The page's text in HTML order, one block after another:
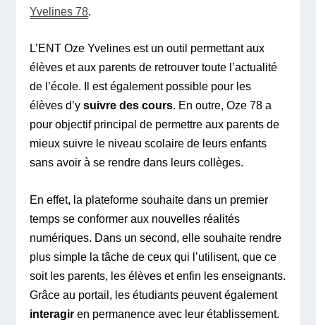
Yvelines 78.
L’ENT Oze Yvelines est un outil permettant aux
élèves et aux parents de retrouver toute l’actualité
de l’école. Il est également possible pour les
élèves d’ysuivre des cours. En outre, Oze 78 a
pour objectif principal de permettre aux parents de
mieux suivre le niveau scolaire de leurs enfants
sans avoir à se rendre dans leurs collèges.
En effet, la plateforme souhaite dans un premier
temps se conformer aux nouvelles réalités
numériques. Dans un second, elle souhaite rendre
plus simple la tâche de ceux qui l’utilisent, que ce
soit les parents, les élèves et enfin les enseignants.
Grâce au portail, les étudiants peuvent également
interagir en permanence avec leur établissement.